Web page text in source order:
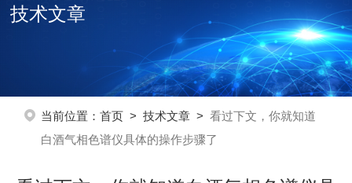
技术文章
当前位置： 首页> 技术文章> 看过下文，你就知道
白酒气相色谱仪具体的操作步骤了